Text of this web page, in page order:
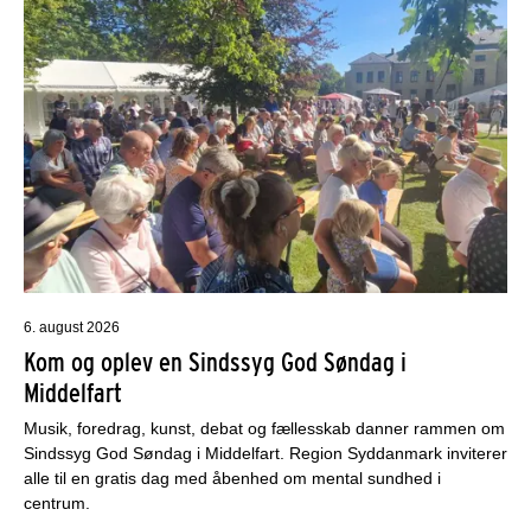
6. august 2026
Kom og oplev en Sindssyg God Søndag i
Middelfart
Musik, foredrag, kunst, debat og fællesskab danner rammen om
Sindssyg God Søndag i Middelfart. Region Syddanmark inviterer
alle til en gratis dag med åbenhed om mental sundhed i
centrum.